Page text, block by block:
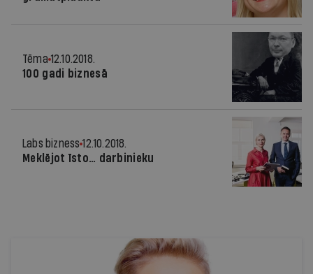
Tēma 12.10.2018.
100 gadi biznesā
Labs bizness 12.10.2018.
Meklējot īsto… darbinieku